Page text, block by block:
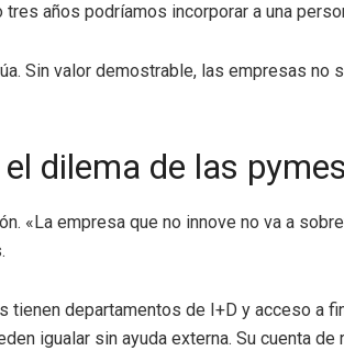
años podríamos incorporar a una
Sin valor demostrable, las empresas
dilema de las
«La empresa que no innove no va a
tienen departamentos de I+D y acceso
igualar sin ayuda externa. Su cuenta